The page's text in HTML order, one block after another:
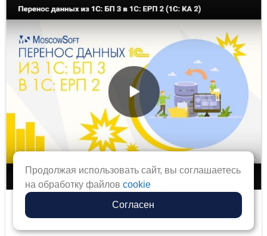
Перенос данных из 1С: БП 3 в 1С: ЕРП 2
Продолжая использовать сайт, вы соглашаетесь
на обработку файловcookie
Согласен